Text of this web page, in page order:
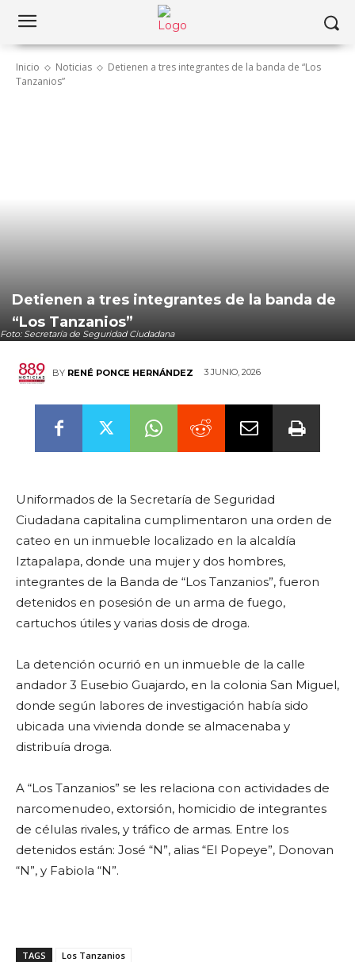
Inicio Noticias
Detienen a tres integrantes de la banda de “Los
Tanzanios”
Foto: Secretaría de Seguridad Ciudadana
Detienen a tres integrantes de la banda de
“Los Tanzanios”
BY RENÉ PONCE HERNÁNDEZ 3 JUNIO, 2026
Uniformados de la Secretaría de Seguridad
Ciudadana capitalina cumplimentaron una orden de
cateo en un inmueble localizado en la alcaldía
Iztapalapa, donde una mujer y dos hombres,
integrantes de la Banda de “Los Tanzanios”, fueron
detenidos en posesión de un arma de fuego,
cartuchos útiles y varias dosis de droga.
La detención ocurrió en un inmueble de la calle
andador 3 Eusebio Guajardo, en la colonia San Miguel,
donde según labores de investigación había sido
ubicada una vivienda donde se almacenaba y
distribuía droga.
A “Los Tanzanios” se les relaciona con actividades de
narcomenudeo, extorsión, homicidio de integrantes
de células rivales, y tráfico de armas. Entre los
detenidos están: José “N”, alias “El Popeye”, Donovan
“N”, y Fabiola “N”.
TAGS Los Tanzanios